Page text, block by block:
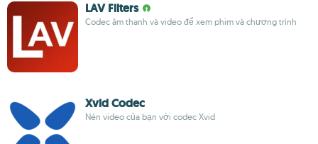
LAV Filters
Codec âm thanh và video để xem phim và chương trình
Xvid Codec
Nén video của bạn với codec Xvid